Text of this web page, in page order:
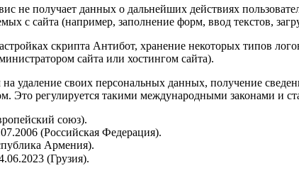
не получает данных о дальнейших действиях
с сайта (например, заполнение форм, ввод текстов,
скрипта Антибот, хранение некоторых типов
сайта или хостингом сайта).
на удаление своих персональных данных, получение
Это регулируется такими международными законами и
союз).
(Российская Федерация).
Армения).
(Грузия).